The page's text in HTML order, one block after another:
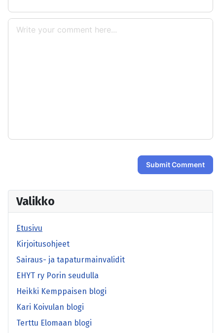
Submit Comment
Valikko
Etusivu
Kirjoitusohjeet
Sairaus- ja tapaturmainvalidit
EHYT ry Porin seudulla
Heikki Kemppaisen blogi
Kari Koivulan blogi
Terttu Elomaan blogi